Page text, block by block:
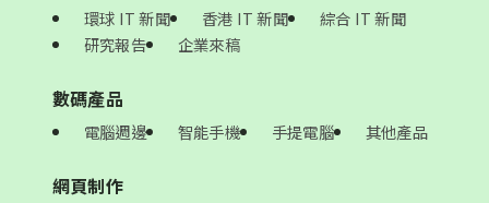
環球 IT 新聞 香港 IT 新聞
綜合 IT 新聞
研究報告
企業來稿
數碼產品
電腦週邊 智能手機 手提電腦 其他產品
網頁制作